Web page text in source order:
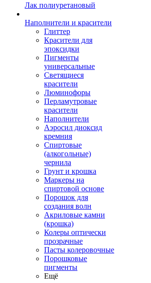
Лак полиуретановый
Наполнители и красители
Глиттер
Красители для
эпоксидки
Пигменты
универсальные
Светящиеся
красители
Люминофоры
Перламутровые
красители
Наполнители
Аэросил диоксид
кремния
Спиртовые
(алкогольные)
чернила
Грунт и крошка
Маркеры на
спиртовой основе
Порошок для
создания волн
Акриловые камни
(крошка)
Колеры оптически
прозрачные
Пасты колеровочные
Порошковые
пигменты
Ещё